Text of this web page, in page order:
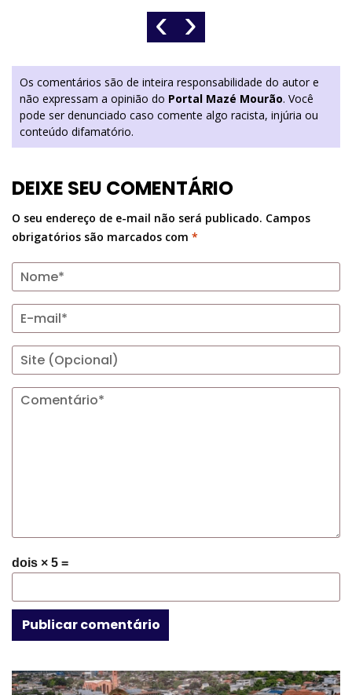
‹ ›
Os comentários são de inteira responsabilidade do autor e
não expressam a opinião do Portal Mazé Mourão. Você
pode ser denunciado caso comente algo racista, injúria ou
conteúdo difamatório.
DEIXE SEU COMENTÁRIO
O seu endereço de e-mail não será publicado. Campos
obrigatórios são marcados com *
dois × 5 =